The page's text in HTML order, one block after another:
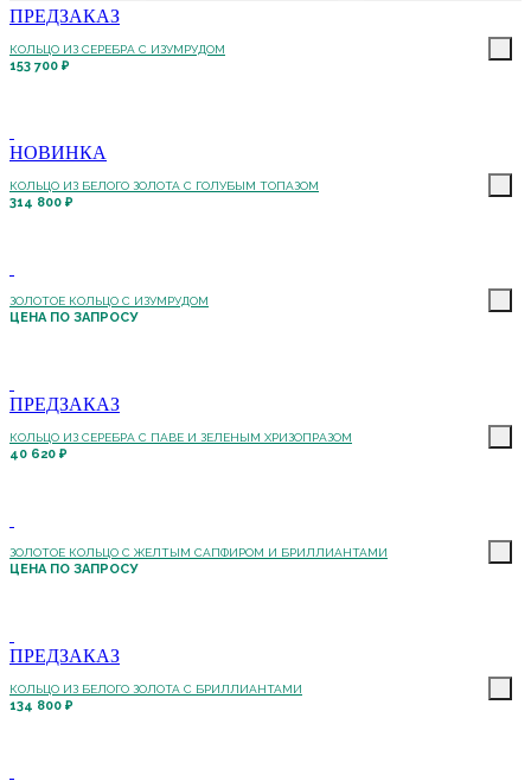
ПРЕДЗАКАЗ
КОЛЬЦО ИЗ СЕРЕБРА С ИЗУМРУДОМ
153 700 ₽
НОВИНКА
КОЛЬЦО ИЗ БЕЛОГО ЗОЛОТА С ГОЛУБЫМ ТОПАЗОМ
314 800 ₽
ЗОЛОТОЕ КОЛЬЦО С ИЗУМРУДОМ
ЦЕНА ПО ЗАПРОСУ
ПРЕДЗАКАЗ
КОЛЬЦО ИЗ СЕРЕБРА С ПАВЕ И ЗЕЛЕНЫМ ХРИЗОПРАЗОМ
40 620 ₽
ЗОЛОТОЕ КОЛЬЦО С ЖЕЛТЫМ САПФИРОМ И БРИЛЛИАНТАМИ
ЦЕНА ПО ЗАПРОСУ
ПРЕДЗАКАЗ
КОЛЬЦО ИЗ БЕЛОГО ЗОЛОТА С БРИЛЛИАНТАМИ
134 800 ₽